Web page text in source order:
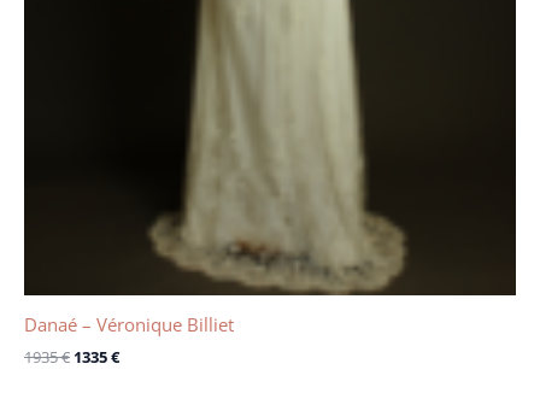
Danaé – Véronique Billiet
1935€ 1335€